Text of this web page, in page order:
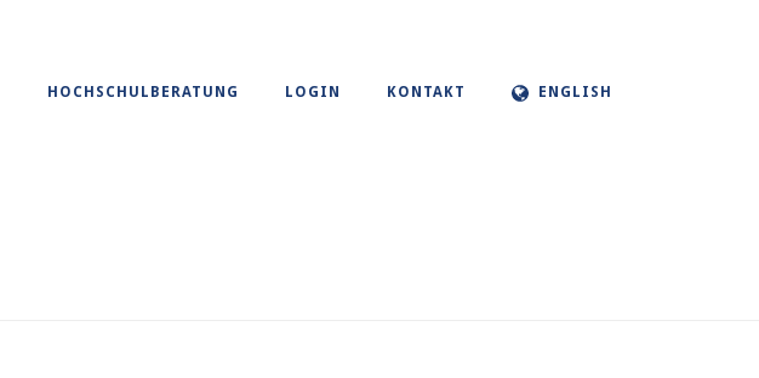
HOCHSCHULBERATUNG LOGIN KONTAKT ENGLISH